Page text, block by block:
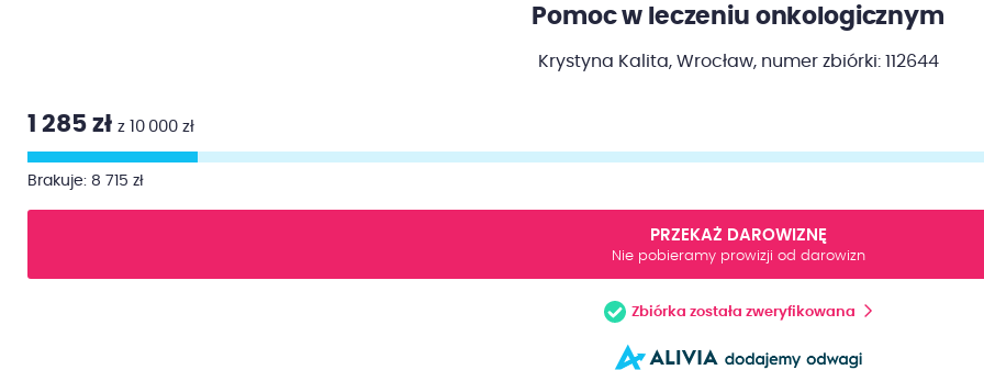
Pomoc w leczeniu onkologicznym
Krystyna Kalita, Wrocław,numer zbiórki: 112644
1 285 zł z 10 000 zł
Brakuje: 8 715 zł
PRZEKAŻ DAROWIZNĘ
Nie pobieramy prowizji od darowizn
Zbiórka została zweryfikowana